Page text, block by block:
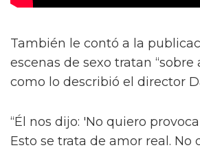
También le contó a la
escenas de sexo tratan “sobre
como lo describió el director
“Él nos dijo: 'No quiero
Esto se trata de amor real. No